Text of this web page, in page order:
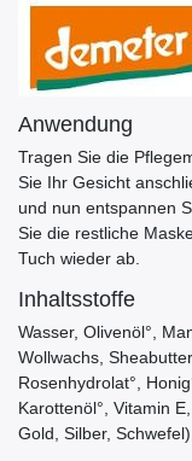
Anwendung
Tragen Sie die
Sie Ihr Gesicht
und nun entspannen
Sie die restliche
Tuch wieder ab.
Inhaltsstoffe
Wasser, Olivenöl°,
Wollwachs,
Rosenhydrolat°,
Karottenöl°, Vitamin
Gold, Silber,